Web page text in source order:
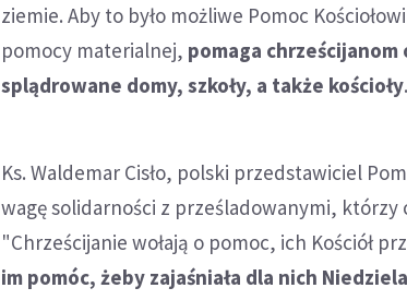
ziemie. Aby to było możliwe Pomoc
pomocy materialnej, pomaga
splądrowane domy, szkoły, a także kościoły.
Ks. Waldemar Cisło, polski przedstawiciel
wagę solidarności z prześladowanymi, którzy
"Chrześcijanie wołają o pomoc, ich Kościół
im pomóc, żeby zajaśniała dla nich